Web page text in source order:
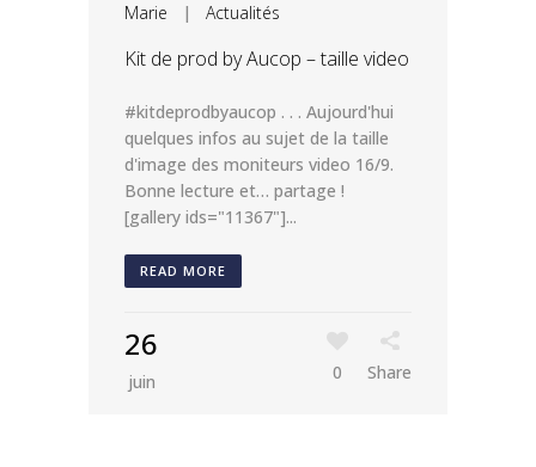
Marie | Actualités
Kit de prod by Aucop – taille video
#kitdeprodbyaucop . . . Aujourd'hui
quelques infos au sujet de la taille
d'image des moniteurs video 16/9.
Bonne lecture et… partage !
[gallery ids="11367"]...
READ MORE
26
juin 0 Share